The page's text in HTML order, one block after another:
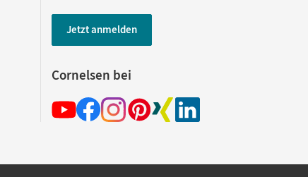
Jetzt anmelden
Cornelsen bei